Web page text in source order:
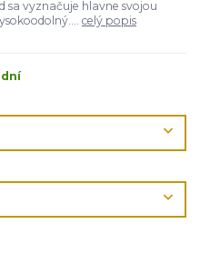
sa vyznačuje hlavne svojou
celý popis
dní